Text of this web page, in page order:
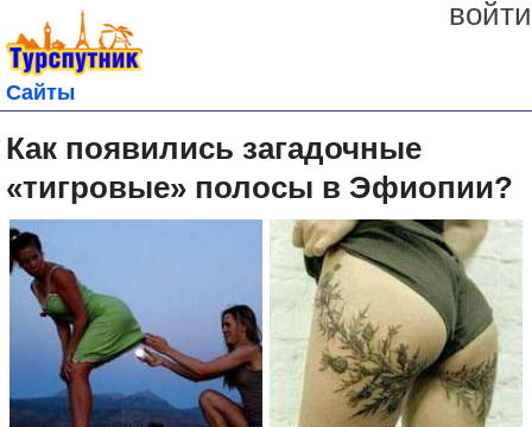
войти
Сайты
Как появились загадочные
«тигровые» полосы в Эфиопии?